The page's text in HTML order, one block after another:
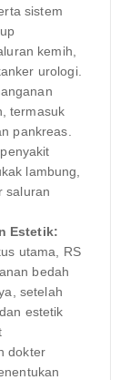
sistem
kemih,
urologi.
termasuk
pankreas.
lambung,
saluran
Estetik:
utama, RS
bedah
setelah
estetik
dokter